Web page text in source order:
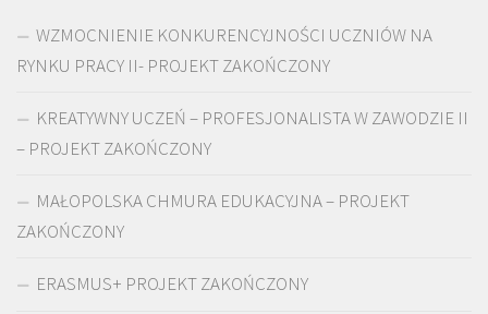
WZMOCNIENIE KONKURENCYJNOŚCI UCZNIÓW NA
RYNKU PRACY II- PROJEKT ZAKOŃCZONY
KREATYWNY UCZEŃ – PROFESJONALISTA W ZAWODZIE II
– PROJEKT ZAKOŃCZONY
MAŁOPOLSKA CHMURA EDUKACYJNA – PROJEKT
ZAKOŃCZONY
ERASMUS+ PROJEKT ZAKOŃCZONY